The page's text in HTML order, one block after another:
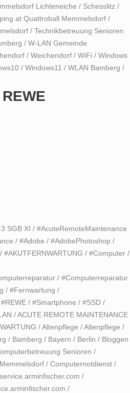
Lichteneiche / Schesslitz /
at Quattroball Memmelsdorf /
/ Technikbetreuung Senioren
/ W-LAN Gemeinde
/ Weichendorf / WiFi / Windows
/ Windows11 / WLAN Bamberg /
SGB XI /#AcuteRemoteMaintenance
/#Adobe /#AdobePhotoshop /
/#AKUTFERNWARTUNG /#Computer /
/ #Computerreparatur
/ #Fernwartung /
#REWE / #Smartphone / #SSD /
/ACUTE REMOTE MAINTENANCE
/Altenpflege /Altenpflege /
/ Bamberg / Bayern / Berlin / Bloggen
Senioren /
/ Computernotdienst /
/
/